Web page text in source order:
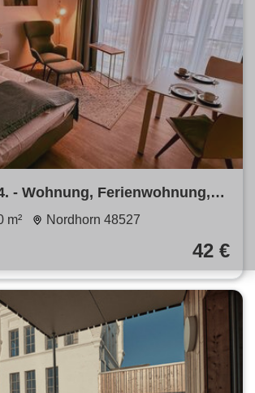
- Wohnung, Ferienwohnung,
Nordhorn
m² Nordhorn 48527
42 €